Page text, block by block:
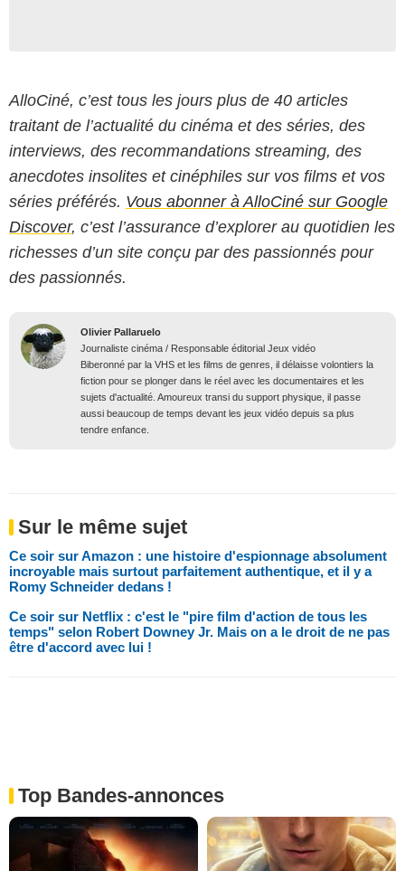
AlloCiné, c’est tous les jours plus de 40 articles
traitant de l’actualité du cinéma et des séries, des
interviews, des recommandations streaming, des
anecdotes insolites et cinéphiles sur vos films et vos
séries préférés. Vous abonner à AlloCiné sur Google
Discover, c’est l’assurance d’explorer au quotidien les
richesses d’un site conçu par des passionnés pour
des passionnés.
Olivier Pallaruelo
Journaliste cinéma / Responsable éditorial Jeux vidéo
Biberonné par la VHS et les films de genres, il délaisse volontiers la
fiction pour se plonger dans le réel avec les documentaires et les
sujets d'actualité. Amoureux transi du support physique, il passe
aussi beaucoup de temps devant les jeux vidéo depuis sa plus
tendre enfance.
Sur le même sujet
Ce soir sur Amazon : une histoire d'espionnage absolument
incroyable mais surtout parfaitement authentique, et il y a
Romy Schneider dedans !
Ce soir sur Netflix : c'est le "pire film d'action de tous les
temps" selon Robert Downey Jr. Mais on a le droit de ne pas
être d'accord avec lui !
Top Bandes-annonces